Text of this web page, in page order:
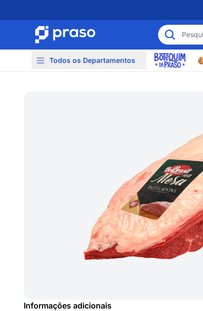
Todos os Departamentos
Informações adicionais